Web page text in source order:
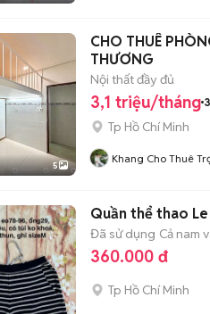
5
CHO THUÊ
THƯƠNG
Nội thất đầy đủ
3,1 triệu/tháng
Tp Hồ Chí Minh
Khang Cho Thuê
Quần thể thao
Đã sử dụng Cả nam
360.000 đ
Tp Hồ Chí Minh